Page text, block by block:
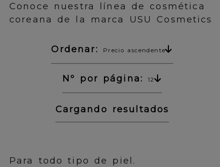
Conoce nuestra línea de cosmética
coreana de la marca USU Cosmetics
Ordenar: Precio ascendente
Nº por página: 12
Cargando resultados
Para todo tipo de piel.